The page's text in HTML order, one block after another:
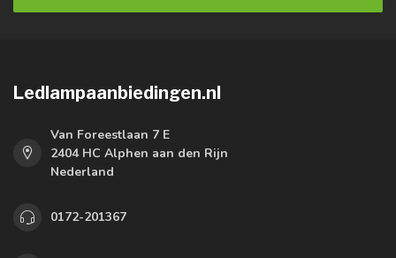
Ledlampaanbiedingen.nl
Van Foreestlaan 7 E
2404 HC Alphen aan den Rijn
Nederland
0172-201367